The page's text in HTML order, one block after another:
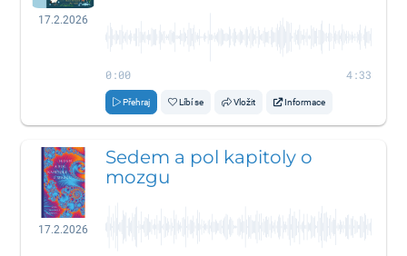
17.2.2026
0:00 4:33
Přehraj Líbí se Vložit Informace
17.2.2026
Sedem a pol kapitoly o
mozgu